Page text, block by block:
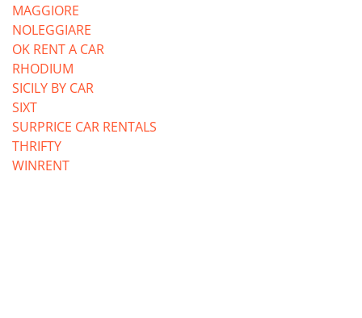
MAGGIORE
NOLEGGIARE
OK RENT A CAR
RHODIUM
SICILY BY CAR
SIXT
SURPRICE CAR RENTALS
THRIFTY
WINRENT